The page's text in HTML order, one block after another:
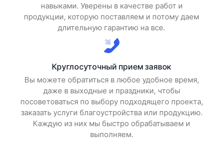
навыками. Уверены в качестве работ и
продукции, которую поставляем и потому даем
длительную гарантию на все.
Круглосуточный прием заявок
Вы можете обратиться в любое удобное время,
даже в выходные и праздники, чтобы
посоветоваться по выбору подходящего проекта,
заказать услуги благоустройства или продукцию.
Каждую из них мы быстро обрабатываем и
выполняем.